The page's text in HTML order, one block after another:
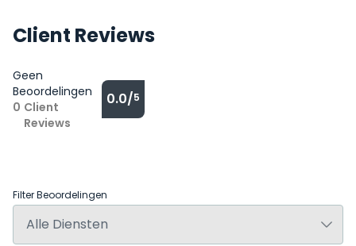
Client Reviews
Geen
Beoordelingen
0 Client
Reviews
0.0/5
Filter Beoordelingen